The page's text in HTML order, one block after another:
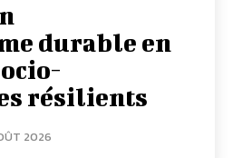
durable en
résilients
2026